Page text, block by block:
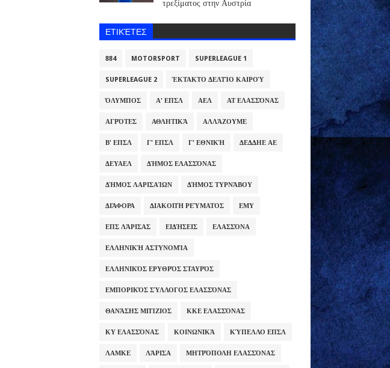
τρεξίματος στην Αυστρία
ΕΤΙΚΈΤΕΣ
884 MOTORSPORT SUPERLEAGUE 1
SUPERLEAGUE 2 ΈΚΤΑΚΤΟ ΔΕΛΤΊΟ ΚΑΙΡΟΎ
ΌΛΥΜΠΟΣ Α' ΕΠΣΛ ΑΕΛ ΑΤ ΕΛΑΣΣΌΝΑΣ
ΑΓΡΌΤΕΣ ΑΘΛΗΤΙΚΆ ΑΛΛΆΖΟΥΜΕ
Β' ΕΠΣΛ Γ' ΕΠΣΛ Γ' ΕΘΝΙΚΉ ΔΕΔΔΗΕ ΑΕ
ΔΕΥΑΕΛ ΔΉΜΟΣ ΕΛΑΣΣΌΝΑΣ
ΔΉΜΟΣ ΛΑΡΙΣΑΊΩΝ ΔΉΜΟΣ ΤΥΡΝΆΒΟΥ
ΔΙΆΦΟΡΑ ΔΙΑΚΟΠΉ ΡΕΎΜΑΤΟΣ ΕΜΥ
ΕΠΣ ΛΆΡΙΣΑΣ ΕΙΔΉΣΕΙΣ ΕΛΑΣΣΌΝΑ
ΕΛΛΗΝΙΚΉ ΑΣΤΥΝΟΜΊΑ
ΕΛΛΗΝΙΚΌΣ ΕΡΥΘΡΌΣ ΣΤΑΥΡΌΣ
ΕΜΠΟΡΙΚΌΣ ΣΎΛΛΟΓΟΣ ΕΛΑΣΣΌΝΑΣ
ΘΑΝΆΣΗΣ ΜΠΊΖΙΟΣ ΚΚΕ ΕΛΑΣΣΌΝΑΣ
ΚΥ ΕΛΑΣΣΌΝΑΣ ΚΟΙΝΩΝΙΚΆ ΚΎΠΕΛΛΟ ΕΠΣΛ
ΛΑΜΚΕ ΛΆΡΙΣΑ ΜΗΤΡΌΠΟΛΗ ΕΛΑΣΣΌΝΑΣ